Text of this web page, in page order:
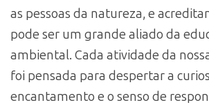
as pessoas da natureza, e
pode ser um grande aliado da
ambiental. Cada atividade da
foi pensada para despertar a
encantamento e o senso de